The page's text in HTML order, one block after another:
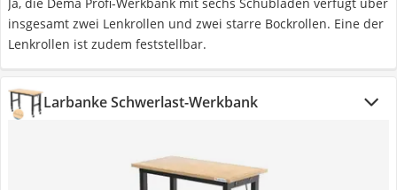
insgesamt zwei Lenkrollen und zwei starre Bockrollen. Eine der
Lenkrollen ist zudem feststellbar.
Larbanke Schwerlast-Werkbank